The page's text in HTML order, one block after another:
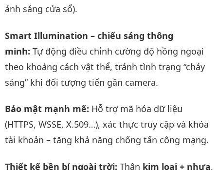
ánh sáng cửa sổ).
Smart Illumination – chiếu sáng thông
minh: Tự động điều chỉnh cường độ hồng ngoại
theo khoảng cách vật thể, tránh tình trạng “cháy
sáng” khi đối tượng tiến gần camera.
Bảo mật mạnh mẽ: Hỗ trợ mã hóa dữ liệu
(HTTPS, WSSE, X.509…), xác thực truy cập và khóa
tài khoản – tăng khả năng chống tấn công mạng.
Thiết kế bền bỉ ngoài trời: Thân kim loại + nhựa,